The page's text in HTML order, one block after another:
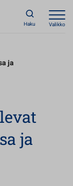
Haku Valikko
ja
ja